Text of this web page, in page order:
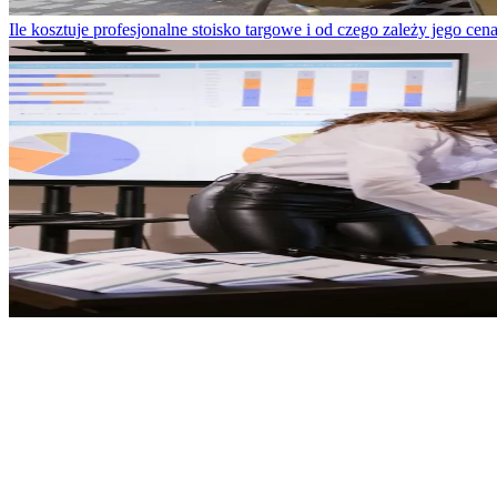
Ile kosztuje profesjonalne stoisko targowe i od czego zależy jego